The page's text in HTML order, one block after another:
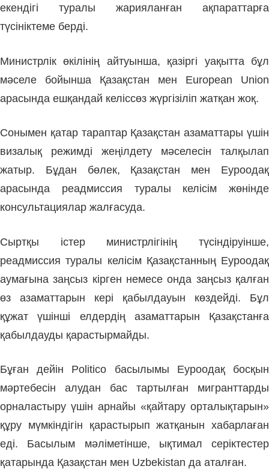
екендігі туралы жарияланған ақпараттарға
түсініктеме берді.
Министрлік өкілінің айтуынша, қазіргі уақытта бұл
мәселе бойынша Қазақстан мен European Union
арасында ешқандай келіссөз жүргізіліп жатқан жоқ.
Сонымен қатар тараптар Қазақстан азаматтары үшін
визалық режимді жеңілдету мәселесін талқылап
жатыр. Бұдан бөлек, Қазақстан мен Еуроодақ
арасында реадмиссия туралы келісім жөнінде
консультациялар жалғасуда.
Сыртқы істер министрлігінің түсіндіруінше,
реадмиссия туралы келісім Қазақстанның Еуроодақ
аумағына заңсыз кірген немесе онда заңсыз қалған
өз азаматтарын кері қабылдауын көздейді. Бұл
құжат үшінші елдердің азаматтарын Қазақстанға
қабылдауды қарастырмайды.
Бұған дейін Politico басылымы Еуроодақ босқын
мәртебесін алудан бас тартылған мигранттарды
орналастыру үшін арнайы «қайтару орталықтарын»
құру мүмкіндігін қарастырып жатқанын хабарлаған
еді. Басылым мәліметінше, ықтимал серіктестер
қатарында Қазақстан мен Uzbekistan да аталған.